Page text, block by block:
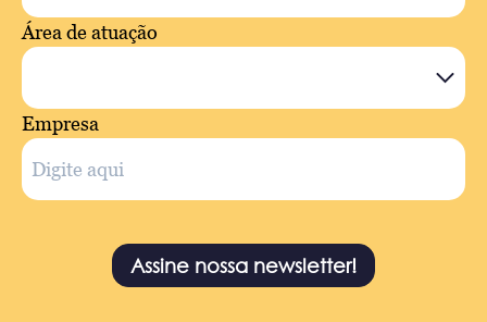
Área de atuação
Empresa
Assine nossa newsletter!